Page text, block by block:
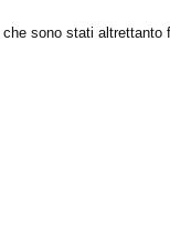
sono stati altrettanto